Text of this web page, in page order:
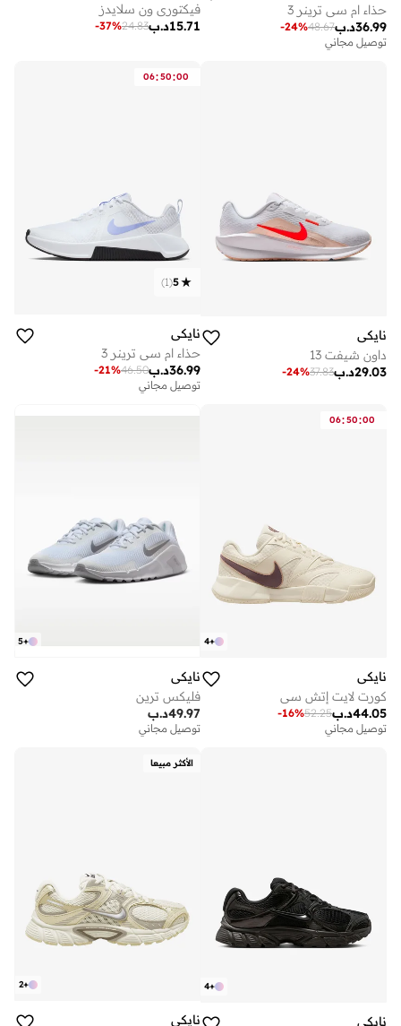
حذاء ام سي ترينر 3
د.ب36.99
48.67
-24%
توصيل مجاني
فيكتوري ون سلايدز
د.ب15.71
24.83
-37%
نايكي
داون شيفت 13
د.ب29.03
37.83
-24%
06:50:00
5
(
1
)
نايكي
حذاء ام سي ترينر 3
د.ب36.99
46.50
-21%
توصيل مجاني
06:50:00
+
4
نايكي
كورت لايت إتش سي
د.ب44.05
52.25
-16%
توصيل مجاني
+
5
نايكي
فليكس ترين
د.ب49.97
توصيل مجاني
+
4
نايكي
الأكثر مبيعا
+
2
نايكي